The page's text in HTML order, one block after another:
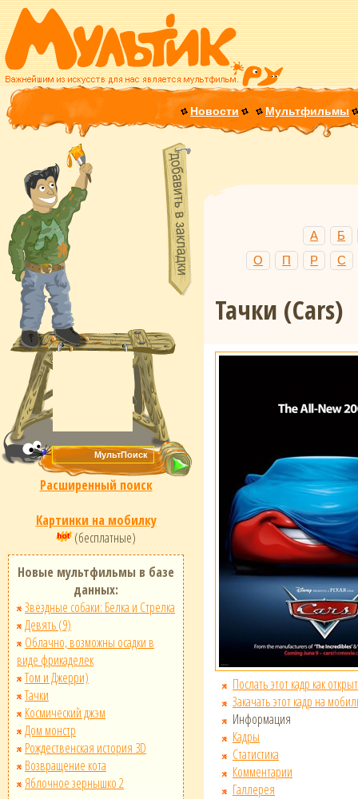
Новости Мультфильмы
Расширенный поиск
Картинки на мобилку
(бесплатные)
Новые мультфильмы в базе
данных:
Звёздные собаки: Белка и Стрелка
Девять (9)
Облачно, возможны осадки в
виде фрикаделек
Том и Джерри)
Тачки
Космический джэм
Дом монстр
Рождественская история 3D
Возвращение кота
Яблочное зернышко 2
А
Б
О
П Р С
Тачки (Cars)
Послать этот кадр как
Закачать этот кадр на
Информация
Кадры
Статистика
Комментарии
Галлерея